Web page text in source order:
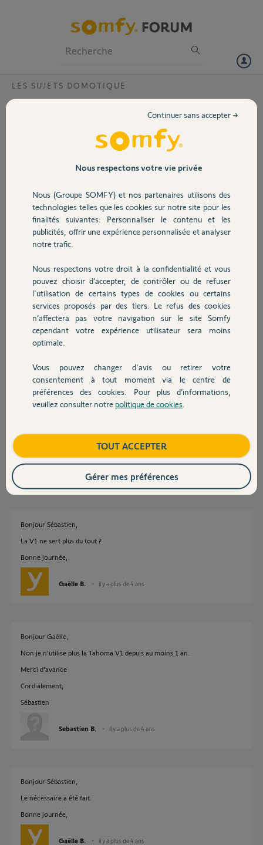
Volet
Sécurité
Domotique
Chauffage
Autres produits
Devis avec un pro
Contact
LES SUJETS DOMOTIQUE
Comment supprimer une box TaHoma v1
Je viens d’acquérir une box TaHoma Switch malheureusement je ne
peux l’intégrer a mon compte. Le code PIN de ma box TaHoma v1 est
Merci d’avance,
Cordialement,
Sebastien B.
il y a plus de 4 ans
Participer au fil de discussion
Bonjour
Vous ne pouvez pas avoir la même adresse mail pour un TaHoma V1,V2
Jean-Luc B. il y a plus de 4 ans
Bonjour Sébastien,
La V1 ne sert plus du tout ?
Bonne journée,
Gaëlle B. il y a plus de 4 ans
Bonjour Gaëlle,
Non je n’utilise plus la Tahoma V1 depuis au moins 1 an.
Merci d’avance
Cordialement,
Sébastien
Sebastien B. il y a plus de 4 ans
Bonjour Sébastien,
Le nécessaire a été fait.
Bonne journée,
Gaëlle B. il y a plus de 4 ans
Nous respectons votre vie privée
Nous (Groupe SOMFY) et nos partenaires utilisons des
technologies telles que les cookies sur notre site pour les
finalités suivantes: Personnaliser le contenu et les
publicités, offrir une expérience personnalisée et analyser
notre trafic.
Nous respectons votre droit à la confidentialité et vous
pouvez choisir d’accepter, de contrôler ou de refuser
l'utilisation de certains types de cookies ou certains
services proposés par des tiers. Le refus des cookies
n’affectera pas votre navigation sur le site Somfy
cependant votre expérience utilisateur sera moins
optimale.
Vous pouvez changer d'avis ou retirer votre
consentement à tout moment via le centre de
préférences des cookies. Pour plus d’informations,
veuillez consulter notre politique de cookies
Continuer sans accepter →
TOUT ACCEPTER
Gérer mes préférences